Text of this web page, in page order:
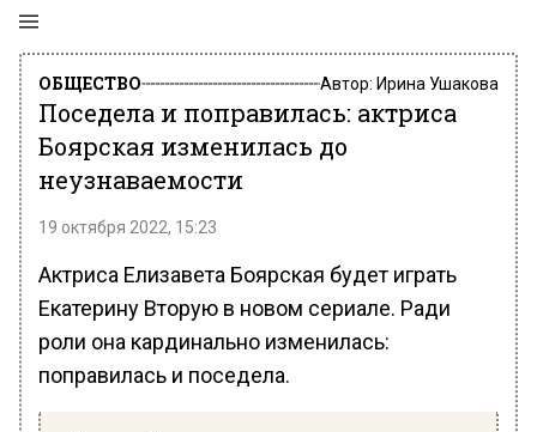
ОБЩЕСТВО Автор: Ирина Ушакова
Поседела и поправилась: актриса
Боярская изменилась до
неузнаваемости
19 октября 2022, 15:23
Актриса Елизавета Боярская будет играть
Екатерину Вторую в новом сериале. Ради
роли она кардинально изменилась:
поправилась и поседела.